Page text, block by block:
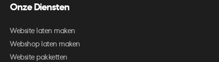
Onze Diensten
Website laten maken
Webshop laten maken
Website pakketten